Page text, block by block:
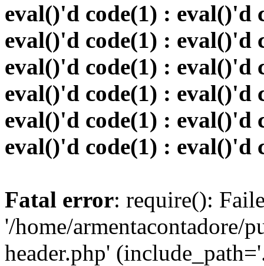
eval()'d code(1) : eval()'d
eval()'d code(1) : eval()'d
eval()'d code(1) : eval()'d
eval()'d code(1) : eval()'d
eval()'d code(1) : eval()'d
eval()'d code(1) : eval()'d
Fatal error: require():
'/home/armentacontadore/
header.php'